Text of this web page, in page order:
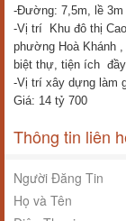
-Đường: 7,5m, lề 3m
-Vị trí Khu đô thị
phường Hoà Khánh
biệt thự, tiện ích
-Vị trí xây dựng làm
Giá: 14 tỷ 700
Thông tin liên
Người Đăng Tin
Họ và Tên